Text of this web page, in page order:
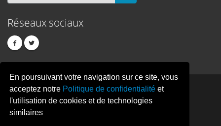
En poursuivant votre navigation sur ce site, vous
acceptez notre Politique de confidentialité et
l'utilisation de cookies et de technologies
similaires
Réseaux sociaux
PIXELCREATION